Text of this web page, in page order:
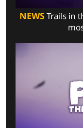
NEWSTrails in